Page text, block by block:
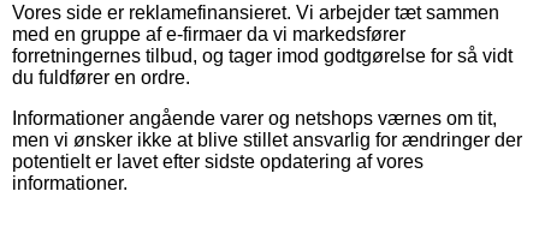
Vores side er reklamefinansieret. Vi arbejder tæt sammen
med en gruppe af e-firmaer da vi markedsfører
forretningernes tilbud, og tager imod godtgørelse for så vidt
du fuldfører en ordre.
Informationer angående varer og netshops værnes om tit,
men vi ønsker ikke at blive stillet ansvarlig for ændringer der
potentielt er lavet efter sidste opdatering af vores
informationer.